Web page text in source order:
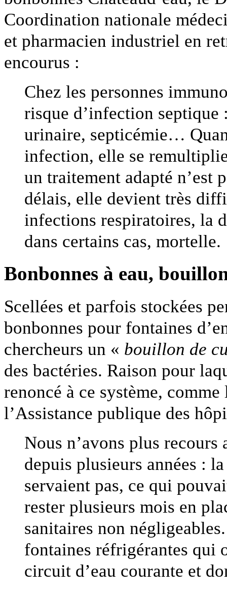
Coordination nationale
et pharmacien industriel en
encourus :
Chez les personnes
risque d’infection
urinaire, septicémie…
infection, elle se
un traitement adapté n’est
délais, elle devient très
infections respiratoires, la
dans certains cas, mortelle.
Bonbonnes à eau,
Scellées et parfois stockées
bonbonnes pour fontaines
chercheurs un « bouillon de
des bactéries. Raison pour
renoncé à ce système,
l’Assistance publique des
Nous n’avons plus recours
depuis plusieurs années :
servaient pas, ce qui
rester plusieurs mois en
sanitaires non
fontaines réfrigérantes qui
circuit d’eau courante et